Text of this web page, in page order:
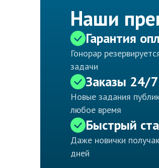
Наши
Гарантия
Гонорар
задачи
Заказы 24/7
Новые задания
любое время
Быстрый
Даже новички
дней